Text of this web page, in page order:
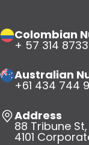
Colombian
+ 57 314
Australian
+61 434 744
Address
88 Tribune
4101